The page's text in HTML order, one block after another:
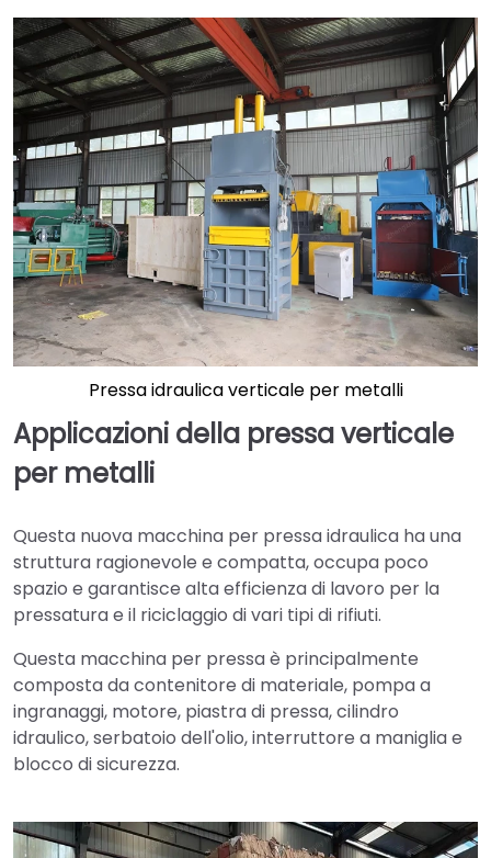
Pressa idraulica verticale per metalli
Applicazioni della pressa verticale
per metalli
Questa nuova macchina per pressa idraulica ha una
struttura ragionevole e compatta, occupa poco
spazio e garantisce alta efficienza di lavoro per la
pressatura e il riciclaggio di vari tipi di rifiuti.
Questa macchina per pressa è principalmente
composta da contenitore di materiale, pompa a
ingranaggi, motore, piastra di pressa, cilindro
idraulico, serbatoio dell'olio, interruttore a maniglia e
blocco di sicurezza.